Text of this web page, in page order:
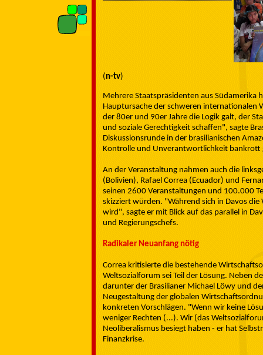
(n-tv)
Mehrere Staatspräsidenten aus Südamerika
Hauptursache der schweren internationalen
der 80er und 90er Jahre die Logik galt, der
und soziale Gerechtigkeit schaffen", sagte
Diskussionsrunde in der brasilianischen
Kontrolle und Unverantwortlichkeit bankrott
An der Veranstaltung nahmen auch die
(Bolivien), Rafael Correa (Ecuador) und
seinen 2600 Veranstaltungen und 100.000
skizziert würden. "Während sich in Davos
wird", sagte er mit Blick auf das parallel in
und Regierungschefs.
Radikaler Neuanfang nötig
Correa kritisierte die bestehende
Weltsozialforum sei Teil der Lösung. Neben
darunter der Brasilianer Michael Löwy und
Neugestaltung der globalen
konkreten Vorschlägen. "Wenn wir keine
weniger Rechten (...). Wir (das
Neoliberalismus besiegt haben - er hat
Finanzkrise.